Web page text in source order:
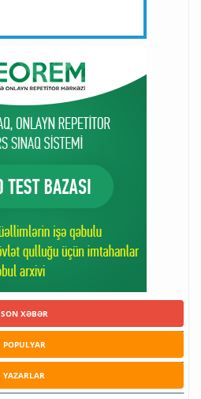
SON XƏBƏR
POPULYAR
YAZARLAR